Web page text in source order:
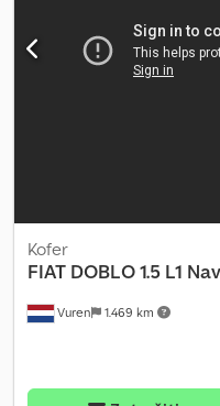
masa: cca 1.420 kg,
greške, prethodnu prodaju i
pravnim licima i za izvoz. !!!!!
Vuren 1.469 km
Kofer
FIAT DOBLO 1.5 L1